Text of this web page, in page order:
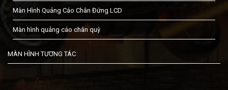
Màn Hình Quảng Cáo Chân Đứng LCD
Màn hình quảng cáo chân quỳ
MÀN HÌNH TƯƠNG TÁC